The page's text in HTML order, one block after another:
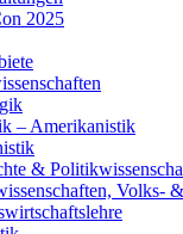
2025
– Amerikanistik
&
Volks- &